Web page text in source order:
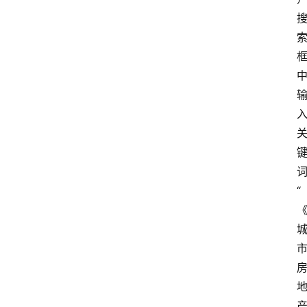
搜
索
框
中
输
入
关
键
词
“
《
城
市
房
地